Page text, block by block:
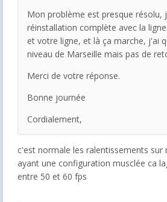
Mon problème est presque résolu,
réinstallation complète avec la
et votre ligne, et là ça marche, j'ai
niveau de Marseille mais pas de
Merci de votre réponse.
Bonne journée
Cordialement,
c'est normale les ralentissements sur
ayant une configuration musclée ca
entre 50 et 60 fps